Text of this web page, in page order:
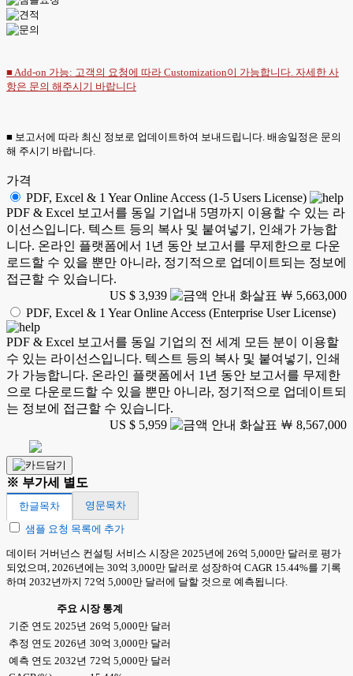
■ Add-on 가능: 고객의 요청에 따라 Customization이 가능합니다. 자세한 사
항은 문의 해주시기 바랍니다
■ 보고서에 따라 최신 정보로 업데이트하여 보내드립니다. 배송일정은 문의
해 주시기 바랍니다.
가격
PDF, Excel & 1 Year Online Access (1-5 Users License)
PDF & Excel 보고서를 동일 기업내 5명까지 이용할 수 있는 라
이선스입니다. 텍스트 등의 복사 및 붙여넣기, 인쇄가 가능합
니다. 온라인 플랫폼에서 1년 동안 보고서를 무제한으로 다운
로드할 수 있을 뿐만 아니라, 정기적으로 업데이트되는 정보에
접근할 수 있습니다.
US $ 3,939
￦ 5,663,000
PDF, Excel & 1 Year Online Access (Enterprise User License)
PDF & Excel 보고서를 동일 기업의 전 세계 모든 분이 이용할
수 있는 라이선스입니다. 텍스트 등의 복사 및 붙여넣기, 인쇄
가 가능합니다. 온라인 플랫폼에서 1년 동안 보고서를 무제한
으로 다운로드할 수 있을 뿐만 아니라, 정기적으로 업데이트되
는 정보에 접근할 수 있습니다.
US $ 5,959
￦ 8,567,000
※ 부가세 별도
한글목차
영문목차
샘플 요청 목록에 추가
데이터 거버넌스 컨설팅 서비스 시장은 2025년에 26억 5,000만 달러로 평가
되었으며, 2026년에는 30억 3,000만 달러로 성장하여 CAGR 15.44%를 기록
하며 2032년까지 72억 5,000만 달러에 달할 것으로 예측됩니다.
주요 시장 통계
기준 연도 2025년 26억 5,000만 달러
추정 연도 2026년 30억 3,000만 달러
예측 연도 2032년 72억 5,000만 달러